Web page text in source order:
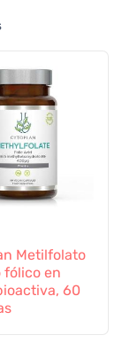
Metilfolato
fólico en
60